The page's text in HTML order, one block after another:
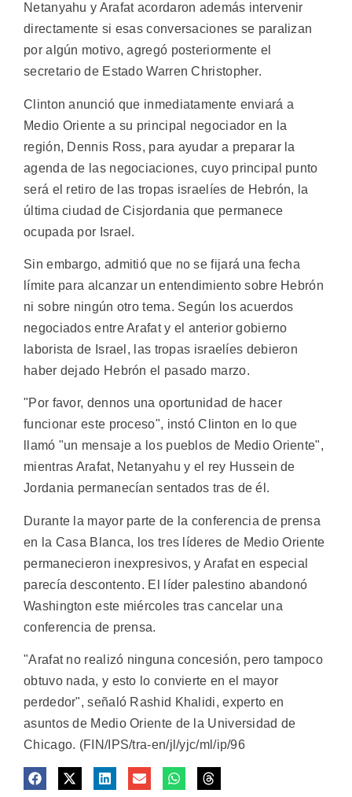
Netanyahu y Arafat acordaron además intervenir
directamente si esas conversaciones se paralizan
por algún motivo, agregó posteriormente el
secretario de Estado Warren Christopher.
Clinton anunció que inmediatamente enviará a
Medio Oriente a su principal negociador en la
región, Dennis Ross, para ayudar a preparar la
agenda de las negociaciones, cuyo principal punto
será el retiro de las tropas israelíes de Hebrón, la
última ciudad de Cisjordania que permanece
ocupada por Israel.
Sin embargo, admitió que no se fijará una fecha
límite para alcanzar un entendimiento sobre Hebrón
ni sobre ningún otro tema. Según los acuerdos
negociados entre Arafat y el anterior gobierno
laborista de Israel, las tropas israelíes debieron
haber dejado Hebrón el pasado marzo.
"Por favor, dennos una oportunidad de hacer
funcionar este proceso", instó Clinton en lo que
llamó "un mensaje a los pueblos de Medio Oriente",
mientras Arafat, Netanyahu y el rey Hussein de
Jordania permanecían sentados tras de él.
Durante la mayor parte de la conferencia de prensa
en la Casa Blanca, los tres líderes de Medio Oriente
permanecieron inexpresivos, y Arafat en especial
parecía descontento. El líder palestino abandonó
Washington este miércoles tras cancelar una
conferencia de prensa.
"Arafat no realizó ninguna concesión, pero tampoco
obtuvo nada, y esto lo convierte en el mayor
perdedor", señaló Rashid Khalidi, experto en
asuntos de Medio Oriente de la Universidad de
Chicago. (FIN/IPS/tra-en/jl/yjc/ml/ip/96